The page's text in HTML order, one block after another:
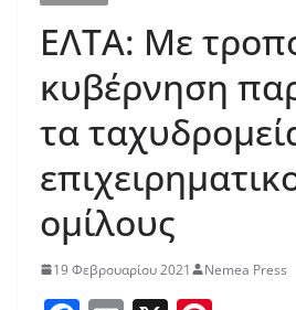
ΕΛΤΑ: Με
κυβέρνηση
τα
ομίλους
19 Φεβρουαρίου 2021 Nemea Press